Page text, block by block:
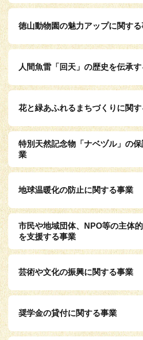
徳山動物園の魅力アップに関す
人間魚雷「回天」の歴史を伝承
花と緑あふれるまちづくりに関
特別天然記念物「ナベヅル」の
業
地球温暖化の防止に関する事業
市民や地域団体、NPO等の主体
を支援する事業
芸術や文化の振興に関する事業
奨学金の貸付に関する事業